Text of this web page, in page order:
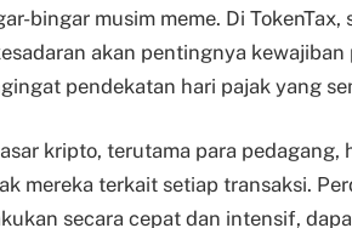
bingar musim meme. Di
akan pentingnya
pendekatan hari pajak yang
kripto, terutama para pedagang,
mereka terkait setiap transaksi.
secara cepat dan intensif,